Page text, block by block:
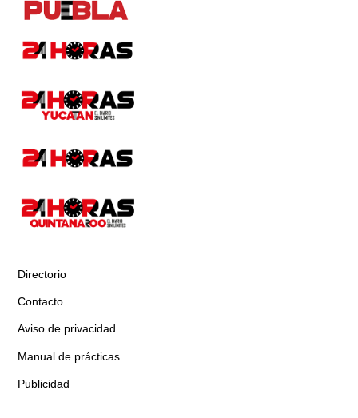
Directorio
Contacto
Aviso de privacidad
Manual de prácticas
Publicidad